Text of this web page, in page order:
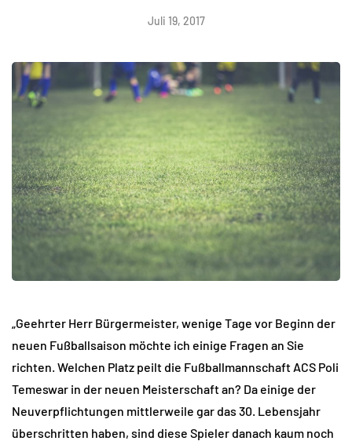
Juli 19, 2017
„Geehrter Herr Bürgermeister, wenige Tage vor Beginn der
neuen Fußballsaison möchte ich einige Fragen an Sie
richten. Welchen Platz peilt die Fußballmannschaft ACS Poli
Temeswar in der neuen Meisterschaft an? Da einige der
Neuverpflichtungen mittlerweile gar das 30. Lebensjahr
überschritten haben, sind diese Spieler danach kaum noch